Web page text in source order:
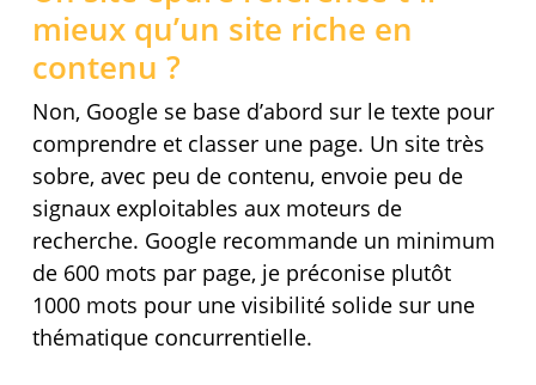
mieux qu’un site riche en
contenu ?
Non, Google se base d’abord sur le texte pour
comprendre et classer une page. Un site très
sobre, avec peu de contenu, envoie peu de
signaux exploitables aux moteurs de
recherche. Google recommande un minimum
de 600 mots par page, je préconise plutôt
1000 mots pour une visibilité solide sur une
thématique concurrentielle.